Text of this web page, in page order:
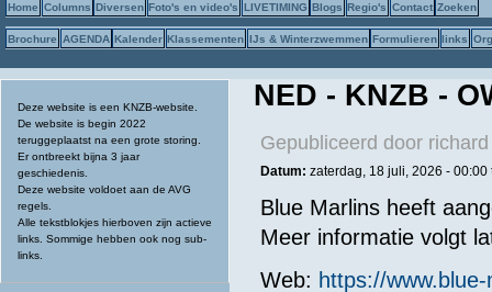
Home Columns Diversen Foto's en video's LIVETIMING Blogs Regio's Contact Zoeken
Brochure AGENDA Kalender Klassementen IJs & Winterzwemmen Formulieren links
Deze website is een KNZB-website.
De website is begin 2022
teruggeplaatst na een grote storing.
Er ontbreekt bijna 3 jaar
geschiedenis.
Deze website voldoet aan de AVG
regels.
Alle tekstblokjes hierboven zijn actieve
links. Sommige hebben ook nog sub-
links.
NED - KNZB -
Gepubliceerd door
Datum: zaterdag, 18 juli, 2026 - 00:00
Blue Marlins heeft
Meer informatie volgt
Web: https://